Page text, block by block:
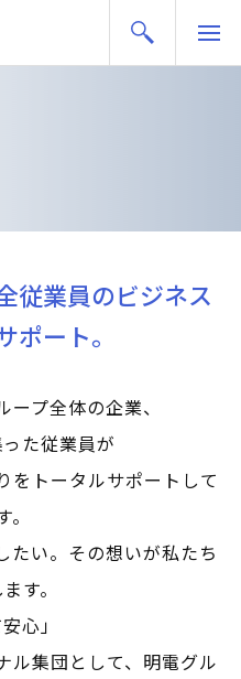
従業員のビジネス
ポート。
プ全体の企業、
た従業員が
をトータルサポートして
たい。その想いが私たち
す。
心」
ル集団として、明電グル